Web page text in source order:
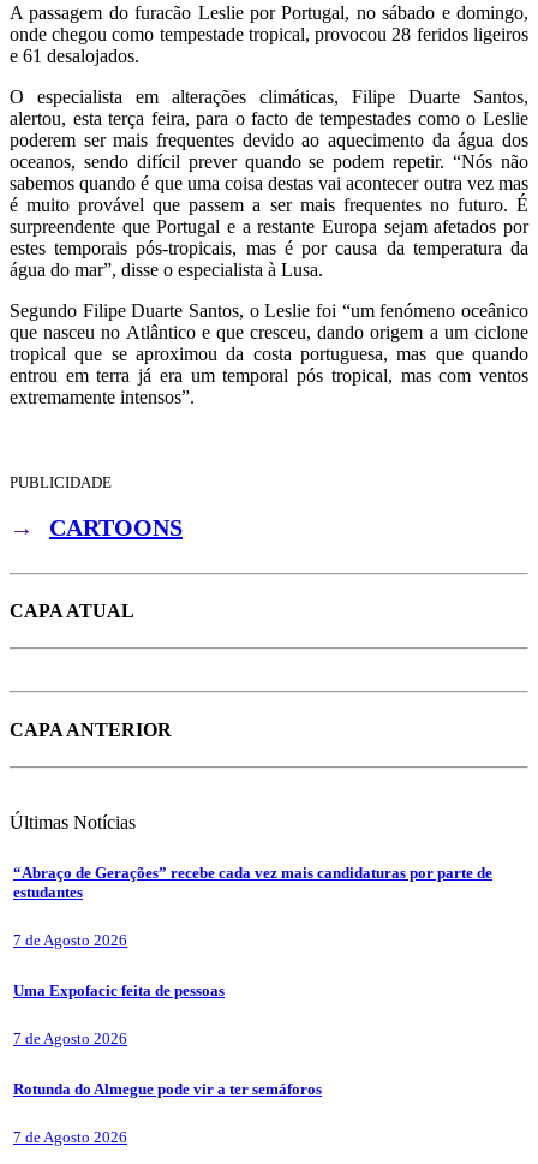
A passagem do furacão Leslie por Portugal, no sábado e domingo,
onde chegou como tempestade tropical, provocou 28 feridos ligeiros
e 61 desalojados.
O especialista em alterações climáticas, Filipe Duarte Santos,
alertou, esta terça feira, para o facto de tempestades como o Leslie
poderem ser mais frequentes devido ao aquecimento da água dos
oceanos, sendo difícil prever quando se podem repetir. “Nós não
sabemos quando é que uma coisa destas vai acontecer outra vez mas
é muito provável que passem a ser mais frequentes no futuro. É
surpreendente que Portugal e a restante Europa sejam afetados por
estes temporais pós-tropicais, mas é por causa da temperatura da
água do mar”, disse o especialista à Lusa.
Segundo Filipe Duarte Santos, o Leslie foi “um fenómeno oceânico
que nasceu no Atlântico e que cresceu, dando origem a um ciclone
tropical que se aproximou da costa portuguesa, mas que quando
entrou em terra já era um temporal pós tropical, mas com ventos
extremamente intensos”.
PUBLICIDADE
→ CARTOONS
CAPA ATUAL
CAPA ANTERIOR
Últimas Notícias
“Abraço de Gerações” recebe cada vez mais candidaturas por parte de
estudantes
7 de Agosto 2026
Uma Expofacic feita de pessoas
7 de Agosto 2026
Rotunda do Almegue pode vir a ter semáforos
7 de Agosto 2026